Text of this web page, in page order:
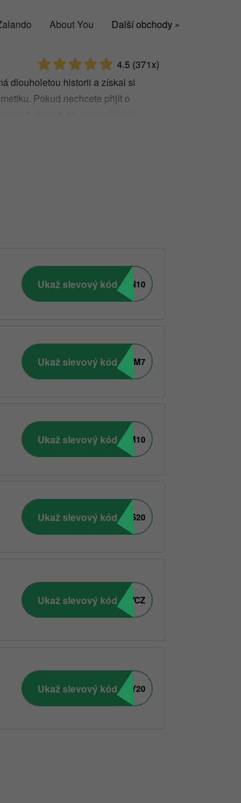
About You Další obchody »
4.5 (371x)
dlouholetou historii a získal si
Pokud nechcete přijít o
Ukaž slevový kódROSALGIN10
Ukaž slevový kódTANTUM7
Ukaž slevový kódGYMBEAM10
Ukaž slevový kódOLDS20
Ukaž slevový kódAPPVLASYCZ
Ukaž slevový kódPRAZDNINY20